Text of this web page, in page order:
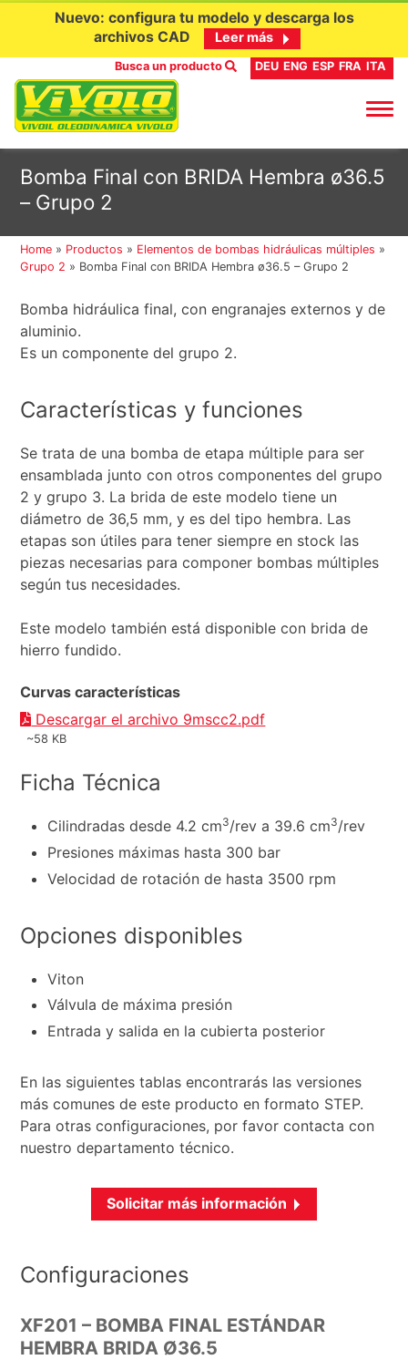
contenido
Nuevo: configura tu modelo y descarga los
archivos CAD
Leer más
Busca un producto DEU ENG ESP FRA ITA
Bomba Final con BRIDA Hembra ø36.5
– Grupo 2
Home » Productos » Elementos de bombas hidráulicas múltiples »
Grupo 2 » Bomba Final con BRIDA Hembra ø36.5 – Grupo 2
Bomba hidráulica final, con engranajes externos y de
aluminio.
Es un componente del grupo 2.
Características y funciones
Se trata de una bomba de etapa múltiple para ser
ensamblada junto con otros componentes del grupo
2 y grupo 3. La brida de este modelo tiene un
diámetro de 36,5 mm, y es del tipo hembra. Las
etapas son útiles para tener siempre en stock las
piezas necesarias para componer bombas múltiples
según tus necesidades.
Este modelo también está disponible con brida de
hierro fundido.
Curvas características
Descargar el archivo 9mscc2.pdf
~58 KB
Ficha Técnica
Cilindradas desde 4.2 cm3/rev a 39.6 cm3/rev
Presiones máximas hasta 300 bar
Velocidad de rotación de hasta 3500 rpm
Opciones disponibles
Viton
Válvula de máxima presión
Entrada y salida en la cubierta posterior
En las siguientes tablas encontrarás las versiones
más comunes de este producto en formato STEP.
Para otras configuraciones, por favor contacta con
nuestro departamento técnico.
Solicitar más información
Configuraciones
XF201 – BOMBA FINAL ESTÁNDAR
HEMBRA BRIDA Ø36.5